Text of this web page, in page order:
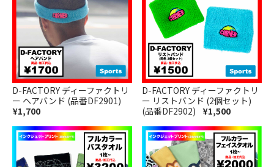
D-FACTORY ディーファクトリ
ー ヘアバンド (品番DF2901)
¥1,700
D-FACTORY ディーファクトリ
ー リストバンド (2個セット)
(品番DF2902) ¥1,500